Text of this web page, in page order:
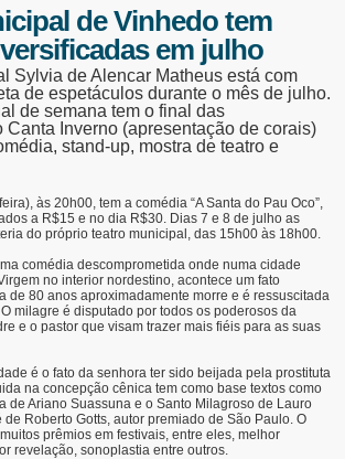
de Vinhedo tem
em julho
Sylvia de Alencar Matheus está com
de espetáculos durante o mês de julho.
de semana tem o final das
Canta Inverno (apresentação de corais)
stand-up, mostra de teatro e
às 20h00, tem a comédia “A Santa do Pau Oco”,
a R$15 e no dia R$30. Dias 7 e 8 de julho as
do próprio teatro municipal, das 15h00 às 18h00.
comédia descomprometida onde numa cidade
no interior nordestino, acontece um fato
de 80 anos aproximadamente morre e é ressuscitada
milagre é disputado por todos os poderosos da
e o pastor que visam trazer mais fiéis para as suas
é o fato da senhora ter sido beijada pela prostituta
na concepção cênica tem como base textos como
de Ariano Suassuna e o Santo Milagroso de Lauro
Roberto Gotts, autor premiado de São Paulo. O
prêmios em festivais, entre eles, melhor
revelação, sonoplastia entre outros.